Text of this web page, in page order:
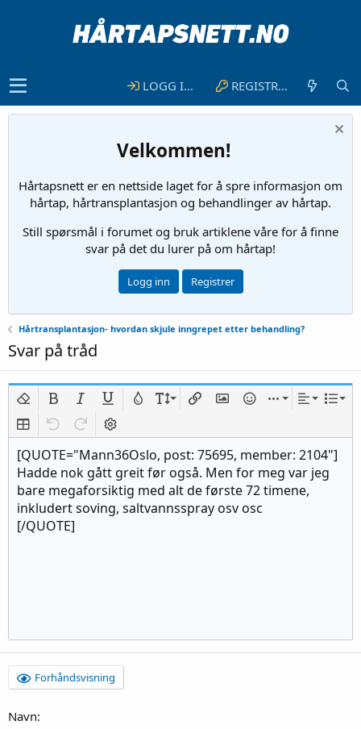
LOGG INN REGISTRER
Velkommen!
Hårtapsnett er en nettside laget for å spre informasjon om
hårtap, hårtransplantasjon og behandlinger av hårtap.
Still spørsmål i forumet og bruk artiklene våre for å finne
svar på det du lurer på om hårtap!
Logg inn Registrer
Hårtransplantasjon- hvordan skjule inngrepet etter behandling?
Svar på tråd
Fjern formatering
Fet KursivUnderstrek
[QUOTE="Mann36Oslo, post: 75695, member: 2104"]
Hadde nok gått greit før også. Men for meg var jeg
bare megaforsiktig med alt de første 72 timene,
inkludert soving, saltvannsspray osv osc
[/QUOTE]
Forhåndsvisning
Navn